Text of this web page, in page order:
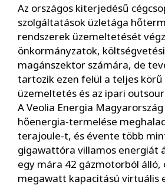
Az országos kiterjedésű
szolgáltatások üzletága
rendszerek üzemeltetését
önkormányzatok,
magánszektor számára, de
tartozik ezen felül a teljes
üzemeltetés és az ipari
A Veolia Energia
hőenergia-termelése
terajoule-t, és évente több
gigawattóra villamos energiát
egy mára 42 gázmotorból álló,
megawatt kapacitású virtuális